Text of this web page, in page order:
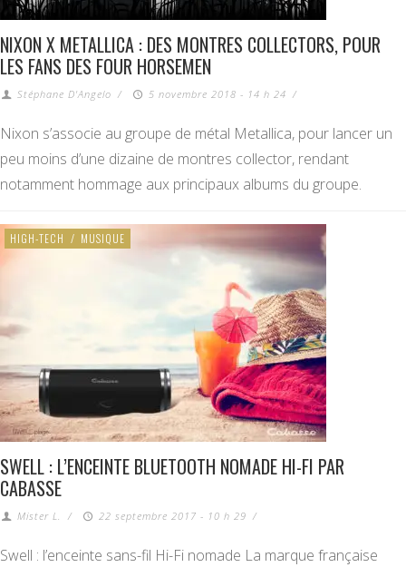
NIXON X METALLICA : DES MONTRES COLLECTORS, POUR
LES FANS DES FOUR HORSEMEN
Stéphane D'Angelo / 5 novembre 2018 - 14 h 24 /
Nixon s’associe au groupe de métal Metallica, pour lancer un
peu moins d’une dizaine de montres collector, rendant
notamment hommage aux principaux albums du groupe.
HIGH-TECH / MUSIQUE
SWELL : L’ENCEINTE BLUETOOTH NOMADE HI-FI PAR
CABASSE
Mister L. / 22 septembre 2017 - 10 h 29 /
Swell : l’enceinte sans-fil Hi-Fi nomade La marque française